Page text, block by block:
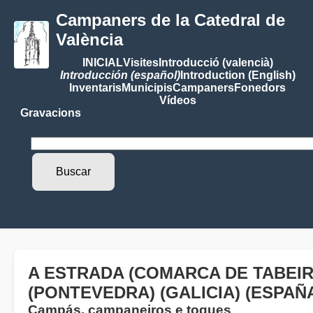
Campaners de la Catedral de
València
INICIALVisitesIntroducció (valencià)
Introducción (español)Introduction (English)
InventarisMunicipisCampanersFonedors
Vídeos
Gravacions
A ESTRADA (COMARCA DE
(PONTEVEDRA) (GALICIA)
Campás, campaneiros e toques